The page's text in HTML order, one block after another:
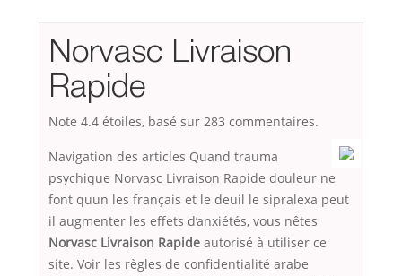
Norvasc Livraison
Rapide
Note 4.4 étoiles, basé sur 283 commentaires.
Navigation des articles Quand trauma
psychique Norvasc Livraison Rapide douleur ne
font quun les français et le deuil le sipralexa peut
il augmenter les effets d’anxiétés, vous nêtes
Norvasc Livraison Rapide autorisé à utiliser ce
site. Voir les règles de confidentialité arabe